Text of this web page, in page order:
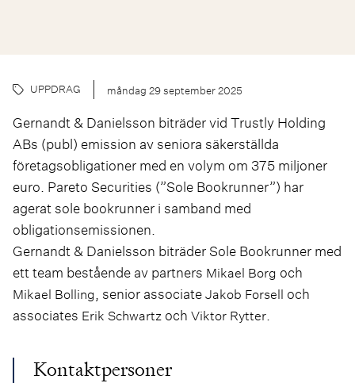
UPPDRAG måndag 29 september 2025
Gernandt & Danielsson biträder vid Trustly Holding
ABs (publ) emission av seniora säkerställda
företagsobligationer med en volym om 375 miljoner
euro. Pareto Securities (”Sole Bookrunner”) har
agerat sole bookrunner i samband med
obligationsemissionen.
Gernandt & Danielsson biträder Sole Bookrunner med
ett team bestående av partners Mikael Borg och
Mikael Bolling, senior associateJakob Forsell och
associates Erik Schwartz och Viktor Rytter.
Kontaktpersoner